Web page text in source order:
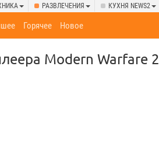
РАЗВЛЕЧЕНИЯ КУХНЯ NEWS2
Горячее Новое
Modern Warfare 2